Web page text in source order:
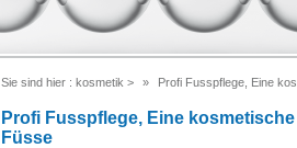
Sie sind hier : kosmetik > Profi Fusspflege, Eine
Profi Fusspflege, Eine
Füsse